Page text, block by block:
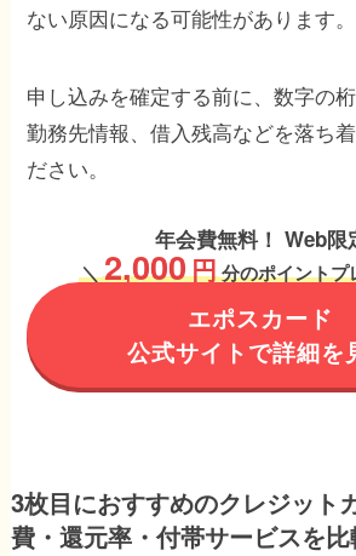
ない原因になる可能性があります。
申し込みを確定する前に、数字の桁
勤務先情報、借入残高などを落ち
ださい。
年会費無料！ Web限
＼2,000円分のポイントプ
エポスカード
公式サイトで詳細を
3枚目におすすめのクレジット
費・還元率・付帯サービスを